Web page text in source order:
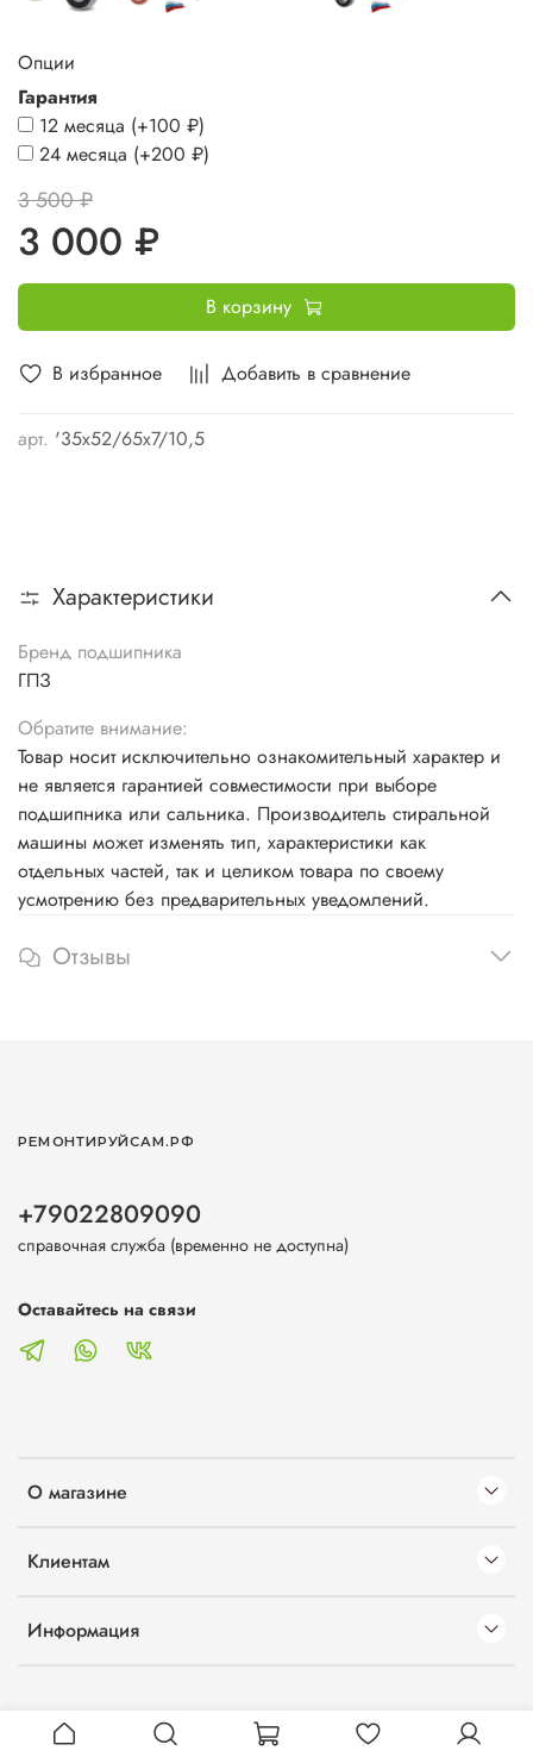
В избранное Добавить в сравнение
арт. '35х52/65х7/10,5
Опции
Гарантия
12 месяца (+100 ₽)
24 месяца (+200 ₽)
3 500 ₽
3 000 ₽
В корзину
Характеристики
Бренд подшипника
ГПЗ
Обратите внимание:
Товар носит исключительно ознакомительный характер и
не является гарантией совместимости при выборе
подшипника или сальника. Производитель стиральной
машины может изменять тип, характеристики как
отдельных частей, так и целиком товара по своему
усмотрению без предварительных уведомлений.
Отзывы
О магазине
Клиентам
Информация
РЕМОНТИРУЙСАМ.РФ
+79022809090
справочная служба (временно не доступна)
Оставайтесь на связи